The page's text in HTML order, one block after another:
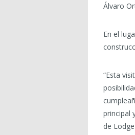
Álvaro
En el
“Esta
principal
de